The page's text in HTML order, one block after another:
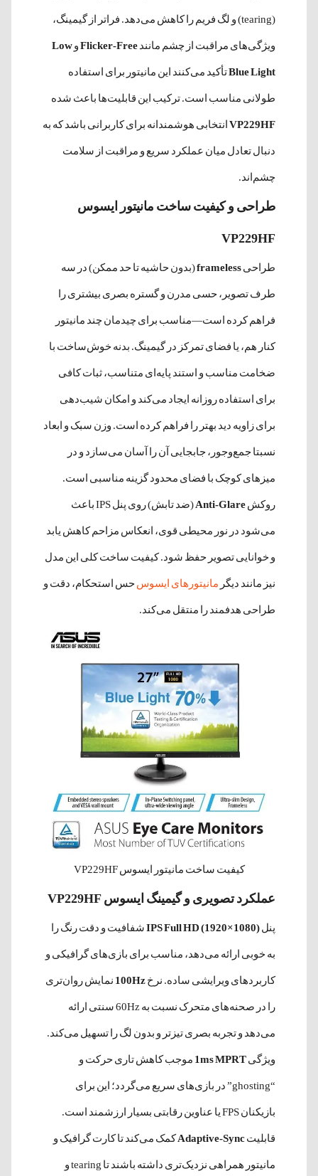
(tearing) و لگ فریم را کاهش می‌دهد. فراتر از گیمینگ،
ویژگی‌های مراقبت از چشم مانندFlicker-FreeوLow
Blue Lightتأکید می‌کنند این مانیتور برای استفاده
طولانی مناسب است. ترکیب این قابلیت‌ها باعث شده
VP229HF انتخابی هوشمندانه برای کاربرانی باشد که به
دنبال تعادل میان عملکرد سریع و مراقبت از سلامت
چشم‌اند.
طراحی و کیفیت ساخت مانیتور ایسوس
VP229HF
طراحیframeless(بدون حاشیه تا حد ممکن) در سه
طرف تصویر، حسی مدرن و گستره بصری بیشتری را
فراهم کرده است—مناسب برای چیدمان چند مانیتور
کنار هم، یا فضای تمرکز در گیمینگ. بدنه خوش‌ساخت با
ضخامت مناسب و استند پایه‌ای متناسب، ثبات کافی
برای استفاده روزانه ایجاد می‌کند و امکان شیب‌دهی
برای زاویه دید بهتر را فراهم کرده است. وزن سبک و ابعاد
نسبتا جمع‌وجور، جابجایی آن را آسان می‌سازد و در
میزهای کوچک با فضای محدود گزینه مناسبی است.
روکشAnti-Glare (ضد تابش) روی پنل IPS باعث
می‌شود در نور محیطی قوی، انعکاس مزاحم کاهش یابد
و خوانایی تصویر حفظ شود. کیفیت ساخت کلی این مدل
نیز مانند دیگر مانیتورهای ایسوسحس استحکام، دقت و
طراحی هدفمند را منتقل می‌کند.
کیفیت ساخت مانیتور ایسوس VP229HF
عملکرد تصویری و گیمینگ ایسوس VP229HF
پنلIPS Full HD (1920×1080)شفافیت و دقت رنگ را
به خوبی ارائه می‌دهد، مناسب برای بازی‌های گرافیکی و
کاربردهای ویرایشی ساده. نرخ100Hz نمایش روان‌تری
را در صحنه‌های متحرک نسبت به 60Hz سنتی ارائه
می‌دهد و تجربه بصری تیزتر و بدون لگ را تسهیل می‌کند.
ویژگی1ms MPRT موجب کاهش تاری حرکت و
“ghosting” در بازی‌های سریع می‌گردد؛ این برای
بازیکنان FPS یا عناوین رقابتی بسیار ارزشمند است.
قابلیتAdaptive-Syncکمک می‌کند تا کارت گرافیک و
مانیتور همراهی نزدیک‌تری داشته باشند تا tearing و